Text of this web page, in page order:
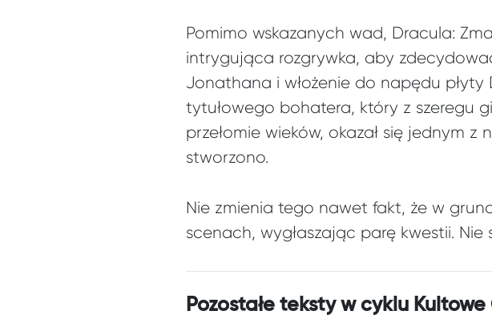
Pomimo wskazanych wad, Dracula:
intrygująca rozgrywka, aby
Jonathana i włożenie do napędu
tytułowego bohatera, który z szeregu
przełomie wieków, okazał się jednym
stworzono.
Nie zmienia tego nawet fakt, że w
scenach, wygłaszając parę kwestii. Nie
Pozostałe teksty w cyklu